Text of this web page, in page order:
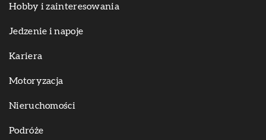
Hobby i zainteresowania
Jedzenie i napoje
Kariera
Motoryzacja
Nieruchomości
Podróże